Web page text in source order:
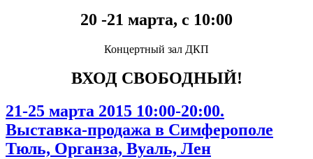
20 -21 марта, с 10:00
Концертный зал ДКП
ВХОД СВОБОДНЫЙ!
21-25 марта 2015 10:00-20:00.
Выставка-продажа в Симферополе
Тюль, Органза, Вуаль, Лен